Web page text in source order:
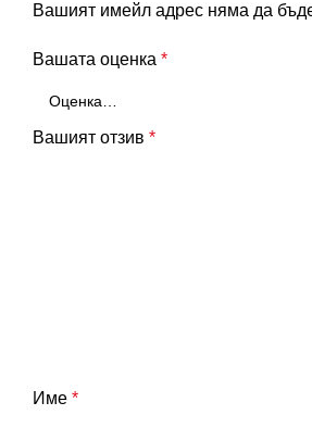
Вашият имейл адрес няма да
Вашата оценка *
Вашият отзив *
Име *